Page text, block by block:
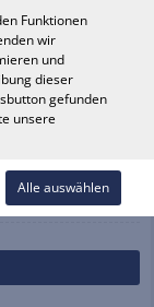
Funktionen
wir
und
dieser
gefunden
unsere
Alle auswählen